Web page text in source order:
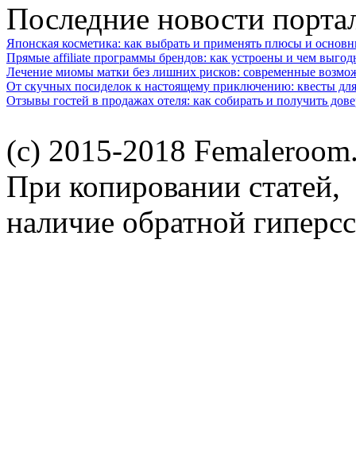
Последние новости
Японская косметика: как выбрать и применять плюсы и
Прямые affiliate программы брендов: как устроены и чем
Лечение миомы матки без лишних рисков: современные
От скучных посиделок к настоящему приключению: квесты
Отзывы гостей в продажах отеля: как собирать и получить
(c) 2015-2018
При копировании статей,
наличие обратной